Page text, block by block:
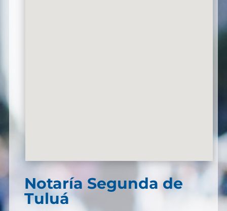
Notaría Segunda de
Tuluá